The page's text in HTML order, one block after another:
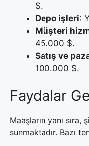
$.
Depo işleri:
Müşteri
45.000 $.
Satış ve
100.000 $.
Faydalar
Maaşların yanı
sunmaktadır. Bazı